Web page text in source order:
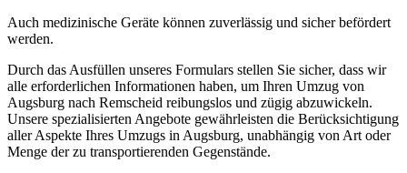
Auch medizinische Geräte können zuverlässig und sicher befördert
werden.
Durch das Ausfüllen unseres Formulars stellen Sie sicher, dass wir
alle erforderlichen Informationen haben, um Ihren Umzug von
Augsburg nach Remscheid reibungslos und zügig abzuwickeln.
Unsere spezialisierten Angebote gewährleisten die Berücksichtigung
aller Aspekte Ihres Umzugs in Augsburg, unabhängig von Art oder
Menge der zu transportierenden Gegenstände.